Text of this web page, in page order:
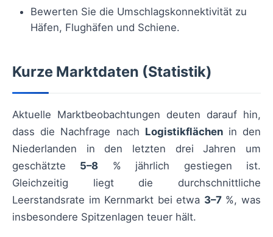
Bewerten Sie die Umschlagskonnektivität zu
Häfen, Flughäfen und Schiene.
Kurze Marktdaten (Statistik)
Aktuelle Marktbeobachtungen deuten darauf hin,
dass die Nachfrage nach Logistikflächenin den
Niederlanden in den letzten drei Jahren um
geschätzte 5–8 % jährlich gestiegen ist.
Gleichzeitig liegt die durchschnittliche
Leerstandsrate im Kernmarkt bei etwa 3–7%, was
insbesondere Spitzenlagen teuer hält.